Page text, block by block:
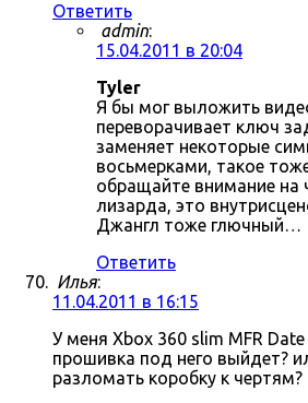
Ответить
admin:
15.04.2011 в 20:04
Tyler
Я бы мог выложить
переворачивает ключ
заменяет некоторые
восьмерками, такое
обращайте внимание на
лизарда, это
Джангл тоже глючный…
Ответить
Илья:
11.04.2011 в 16:15
У меня Xbox 360 slim MFR Date
прошивка под него выйдет?
разломать коробку к чертям?